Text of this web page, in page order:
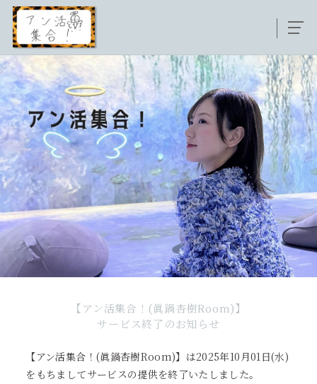
【アン活集合！(眞鍋杏樹Room)】
サービス終了のお知らせ
【アン活集合！(眞鍋杏樹Room)】は2025年10月01日(水)
をもちましてサービスの提供を終了いたしました。